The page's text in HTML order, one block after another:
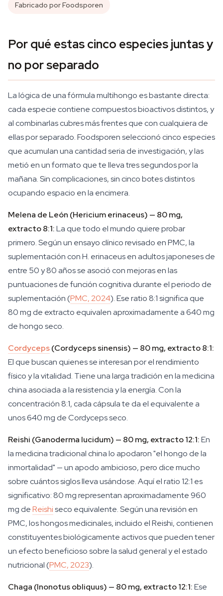
Fabricado por Foodsporen
Por qué estas cinco especies juntas y
no por separado
La lógica de una fórmula multihongo es bastante directa:
cada especie contiene compuestos bioactivos distintos, y
al combinarlas cubres más frentes que con cualquiera de
ellas por separado. Foodsporen seleccionó cinco especies
que acumulan una cantidad seria de investigación, y las
metió en un formato que te lleva tres segundos por la
mañana. Sin complicaciones, sin cinco botes distintos
ocupando espacio en la encimera.
Melena de León (Hericium erinaceus) — 80 mg,
extracto 8:1:La que todo el mundo quiere probar
primero. Según un ensayo clínico revisado en PMC, la
suplementación con H. erinaceus en adultos japoneses de
entre 50 y 80 años se asoció con mejoras en las
puntuaciones de función cognitiva durante el periodo de
suplementación (PMC, 2024). Ese ratio 8:1 significa que
80 mg de extracto equivalen aproximadamente a 640 mg
de hongo seco.
Cordyceps(Cordyceps sinensis) — 80 mg, extracto 8:1:
El que buscan quienes se interesan por el rendimiento
físico y la vitalidad. Tiene una larga tradición en la medicina
china asociada a la resistencia y la energía. Con la
concentración 8:1, cada cápsula te da el equivalente a
unos 640 mg de Cordyceps seco.
Reishi (Ganoderma lucidum) — 80 mg, extracto 12:1:En
la medicina tradicional china lo apodaron "el hongo de la
inmortalidad" — un apodo ambicioso, pero dice mucho
sobre cuántos siglos lleva usándose. Aquí el ratio 12:1 es
significativo: 80 mg representan aproximadamente 960
mg deReishiseco equivalente. Según una revisión en
PMC, los hongos medicinales, incluido el Reishi, contienen
constituyentes biológicamente activos que pueden tener
un efecto beneficioso sobre la salud general y el estado
nutricional (PMC, 2023).
Chaga (Inonotus obliquus) — 80 mg, extracto 12:1:Ese